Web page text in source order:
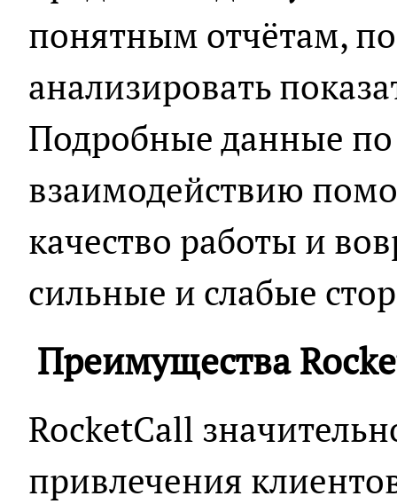
понятным отчётам,
анализировать
Подробные данные
взаимодействию
качество работы и
сильные и слабые
Преимущества
RocketCall
привлечения